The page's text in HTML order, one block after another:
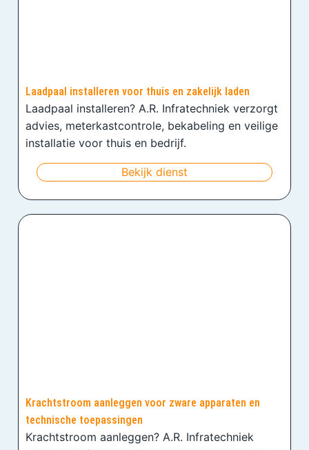
Laadpaal installeren voor thuis en zakelijk laden
Laadpaal installeren? A.R. Infratechniek verzorgt
advies, meterkastcontrole, bekabeling en veilige
installatie voor thuis en bedrijf.
Bekijk dienst
Krachtstroom aanleggen voor zware apparaten en
technische toepassingen
Krachtstroom aanleggen? A.R. Infratechniek